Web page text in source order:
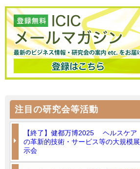
注目の研究会等活動
【終了】健都万博2025 ヘルスケア
の革新的技術・サービス等の大規模展
示会